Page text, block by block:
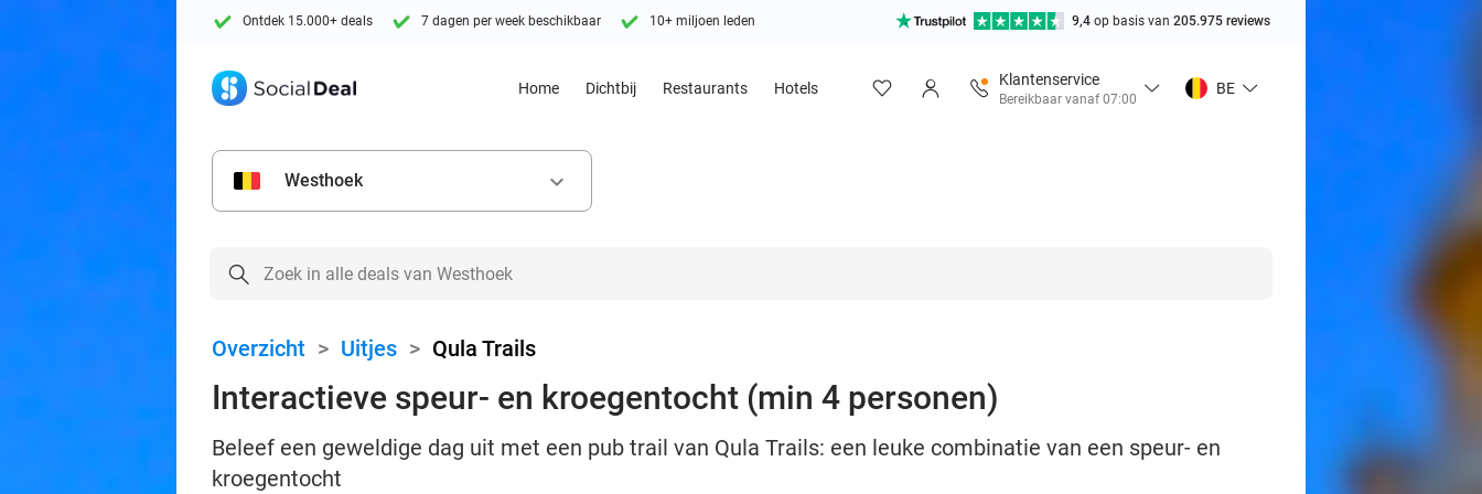
Ontdek 15.000+ deals 7 dagen per week beschikbaar 10+ miljoen leden 9,4 op basis van 205.975 reviews
Home Dichtbij Restaurants Hotels
Klantenservice
Bereikbaar vanaf 07:00
BE
Westhoek keyboard_arrow_down
Overzicht > Uitjes > Qula Trails
Interactieve speur- en kroegentocht (min 4 personen)
Beleef een geweldige dag uit met een pub trail van Qula Trails: een leuke combinatie van een speur- en
kroegentocht